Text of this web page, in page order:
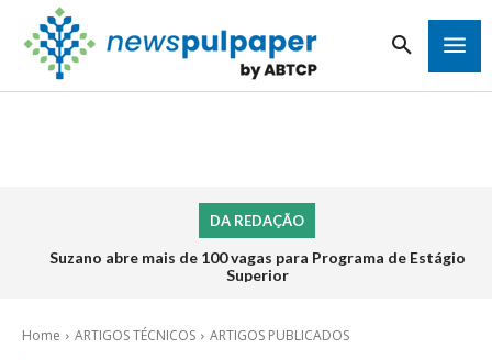
DA REDAÇÃO
Suzano abre mais de 100 vagas para Programa de Estágio
Superior
Home ARTIGOS TÉCNICOS ARTIGOS PUBLICADOS